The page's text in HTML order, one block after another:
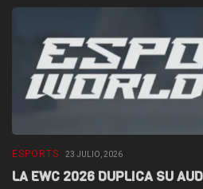
ESPORTS 23 JULIO, 2026
LA EWC 2026 DUPLICA SU